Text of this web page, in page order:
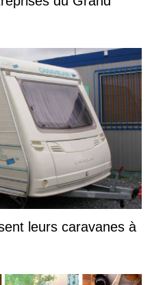
leurs caravanes à